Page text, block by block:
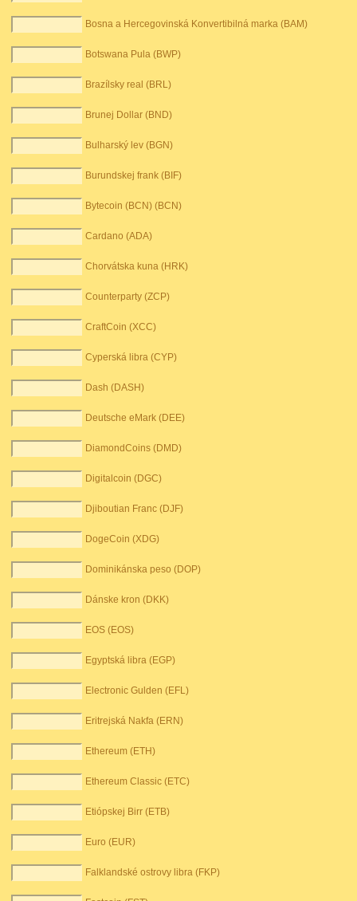
Bosna a Hercegovinská Konvertibilná marka (BAM)
Botswana Pula (BWP)
Brazílsky real (BRL)
Brunej Dollar (BND)
Bulharský lev (BGN)
Burundskej frank (BIF)
Bytecoin (BCN) (BCN)
Cardano (ADA)
Chorvátska kuna (HRK)
Counterparty (ZCP)
CraftCoin (XCC)
Cyperská libra (CYP)
Dash (DASH)
Deutsche eMark (DEE)
DiamondCoins (DMD)
Digitalcoin (DGC)
Djiboutian Franc (DJF)
DogeCoin (XDG)
Dominikánska peso (DOP)
Dánske kron (DKK)
EOS (EOS)
Egyptská libra (EGP)
Electronic Gulden (EFL)
Eritrejská Nakfa (ERN)
Ethereum (ETH)
Ethereum Classic (ETC)
Etiópskej Birr (ETB)
Euro (EUR)
Falklandské ostrovy libra (FKP)